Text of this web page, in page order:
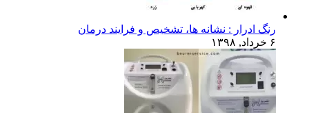
رنگ ادرار : نشانه ها، تشخیص و فرایند درمان
۶ خرداد, ۱۳۹۸